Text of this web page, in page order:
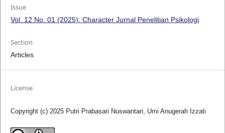
Issue
Vol. 12 No. 01 (2025): Character Jurnal Penelitian Psikologi
Section
Articles
License
Copyright (c) 2025 Putri Prabasari Nuswantari, Umi Anugerah Izzati